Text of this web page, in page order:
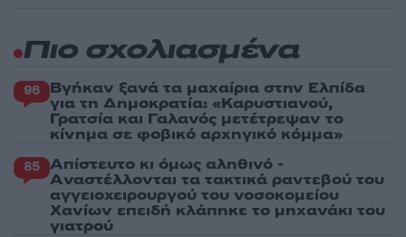
Πιο σχολιασμένα
96 Βγήκαν ξανά τα μαχαίρια στην Ελπίδα
για τη Δημοκρατία: «Καρυστιανού,
Γρατσία και Γαλανός μετέτρεψαν το
κίνημα σε φοβικό αρχηγικό κόμμα»
85 Απίστευτο κι όμως αληθινό -
Aναστέλλονται τα τακτικά ραντεβού του
αγγειοχειρουργού του νοσοκομείου
Χανίων επειδή κλάπηκε το μηχανάκι του
γιατρού